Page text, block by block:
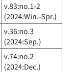
v.83:no.1-2
(2024:Win.-Spr.)
v.36:no.3
(2024:Sep.)
v.74:no.2
(2024:Dec.)